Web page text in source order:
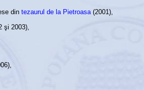
din tezaurul de la Pietroasa(2001),
şi 2003),